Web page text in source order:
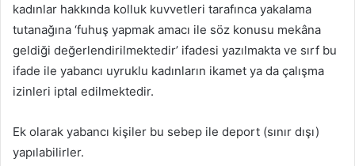
kadınlar hakkında kolluk kuvvetleri tarafınca yakalama
tutanağına ‘fuhuş yapmak amacı ile söz konusu mekâna
geldiği değerlendirilmektedir’ ifadesi yazılmakta ve sırf bu
ifade ile yabancı uyruklu kadınların ikamet ya da çalışma
izinleri iptal edilmektedir.
Ek olarak yabancı kişiler bu sebep ile deport (sınır dışı)
yapılabilirler.